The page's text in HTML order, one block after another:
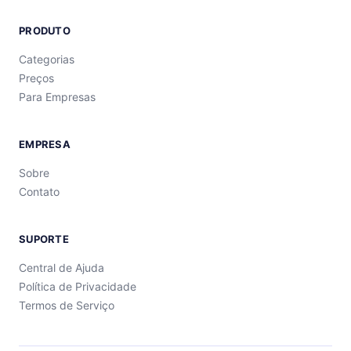
PRODUTO
Categorias
Preços
Para Empresas
EMPRESA
Sobre
Contato
SUPORTE
Central de Ajuda
Política de Privacidade
Termos de Serviço